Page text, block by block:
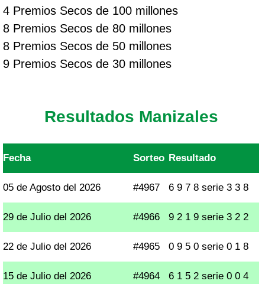
4 Premios Secos de 100 millones
8 Premios Secos de 80 millones
8 Premios Secos de 50 millones
9 Premios Secos de 30 millones
Resultados Manizales
Fecha Sorteo Resultado
05 de Agosto del 2026 #4967 6 9 7 8 serie 3 3 8
29 de Julio del 2026 #4966 9 2 1 9 serie 3 2 2
22 de Julio del 2026 #4965 0 9 5 0 serie 0 1 8
15 de Julio del 2026 #4964 6 1 5 2 serie 0 0 4